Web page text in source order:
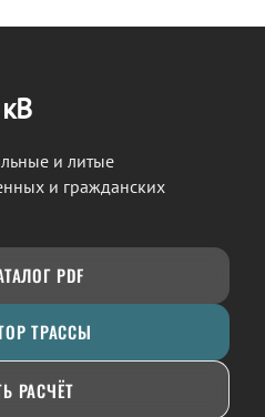
и литые
и гражданских
PDF
ТРАССЫ
РАСЧЁТ